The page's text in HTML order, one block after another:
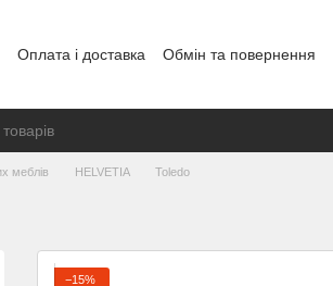
Оплата і доставка Обмін та повернення
меблів HELVETIA Toledo
−15%